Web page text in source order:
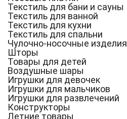
Текстиль для бани и сауны
Текстиль для ванной
Текстиль для кухни
Текстиль для спальни
Чулочно-носочные изделия
Шторы
Товары для детей
Воздушные шары
Игрушки для девочек
Игрушки для мальчиков
Игрушки для развлечений
Конструкторы
Летние товары